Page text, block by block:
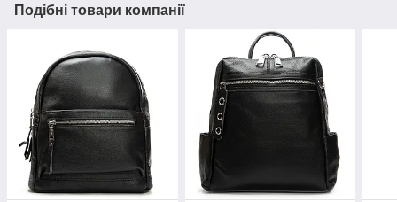
Подібні товари компанії